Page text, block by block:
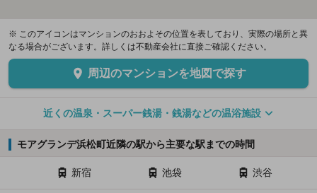
※ このアイコンはマンションのおおよその位置を表しており、実際の場所と異
なる場合がございます。詳しくは不動産会社に直接ご確認ください。
周辺のマンションを地図で探す
近くの温泉・スーパー銭湯・銭湯などの温浴施設
モアグランデ浜松町近隣の駅から主要な駅までの時間
新宿 池袋 渋谷